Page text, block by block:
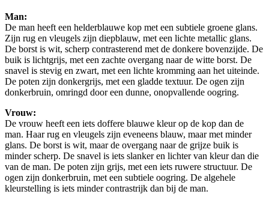
Man:
De man heeft een helderblauwe kop met een subtiele groene glans.
Zijn rug en vleugels zijn diepblauw, met een lichte metallic glans.
De borst is wit, scherp contrasterend met de donkere bovenzijde. De
buik is lichtgrijs, met een zachte overgang naar de witte borst. De
snavel is stevig en zwart, met een lichte kromming aan het uiteinde.
De poten zijn donkergrijs, met een gladde textuur. De ogen zijn
donkerbruin, omringd door een dunne, onopvallende oogring.
Vrouw:
De vrouw heeft een iets doffere blauwe kleur op de kop dan de
man. Haar rug en vleugels zijn eveneens blauw, maar met minder
glans. De borst is wit, maar de overgang naar de grijze buik is
minder scherp. De snavel is iets slanker en lichter van kleur dan die
van de man. De poten zijn grijs, met een iets ruwere structuur. De
ogen zijn donkerbruin, met een subtiele oogring. De algehele
kleurstelling is iets minder contrastrijk dan bij de man.